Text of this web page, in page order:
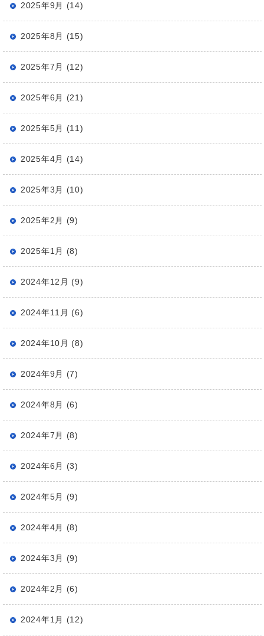
2025年9月 (14)
2025年8月 (15)
2025年7月 (12)
2025年6月 (21)
2025年5月 (11)
2025年4月 (14)
2025年3月 (10)
2025年2月 (9)
2025年1月 (8)
2024年12月 (9)
2024年11月 (6)
2024年10月 (8)
2024年9月 (7)
2024年8月 (6)
2024年7月 (8)
2024年6月 (3)
2024年5月 (9)
2024年4月 (8)
2024年3月 (9)
2024年2月 (6)
2024年1月 (12)